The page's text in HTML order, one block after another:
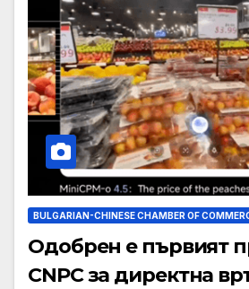
BULGARIAN-CHINESE CHAMBER OF
Одобрен е първият
CNPC за директна